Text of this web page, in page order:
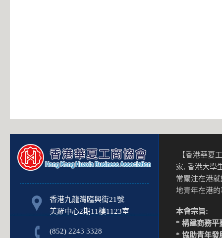
香港九龍灣臨興街21號
美羅中心2期11樓1123室
(852) 2243 3328
【香港華夏
家, 香港大學
常關注在港
地青年在港
本會宗旨:
* 構建商務平
* 協助青年發